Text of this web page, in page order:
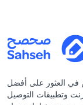
العثور على أفضل
وتطبيقات التوصيل